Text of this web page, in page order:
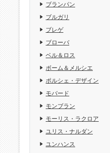
ブランパン
ブルガリ
ブレゲ
ブローバ
ベル＆ロス
ボーム＆メルシエ
ポルシェ・デザイン
モバード
モンブラン
モーリス・ラクロア
ユリス・ナルダン
ユンハンス